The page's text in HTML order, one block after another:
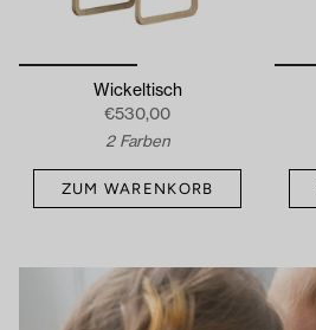
Wickeltisch
€530,00
2 Farben
ZUM WARENKORB